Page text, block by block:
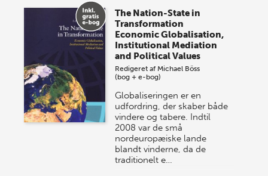
The Nation-State in
Transformation
Economic Globalisation,
Institutional Mediation
and Political Values
Redigeret af Michael Böss
(bog + e-bog)
Globaliseringen er en
udfordring, der skaber både
vindere og tabere. Indtil
2008 var de små
nordeuropæiske lande
blandt vinderne, da de
traditionelt e…